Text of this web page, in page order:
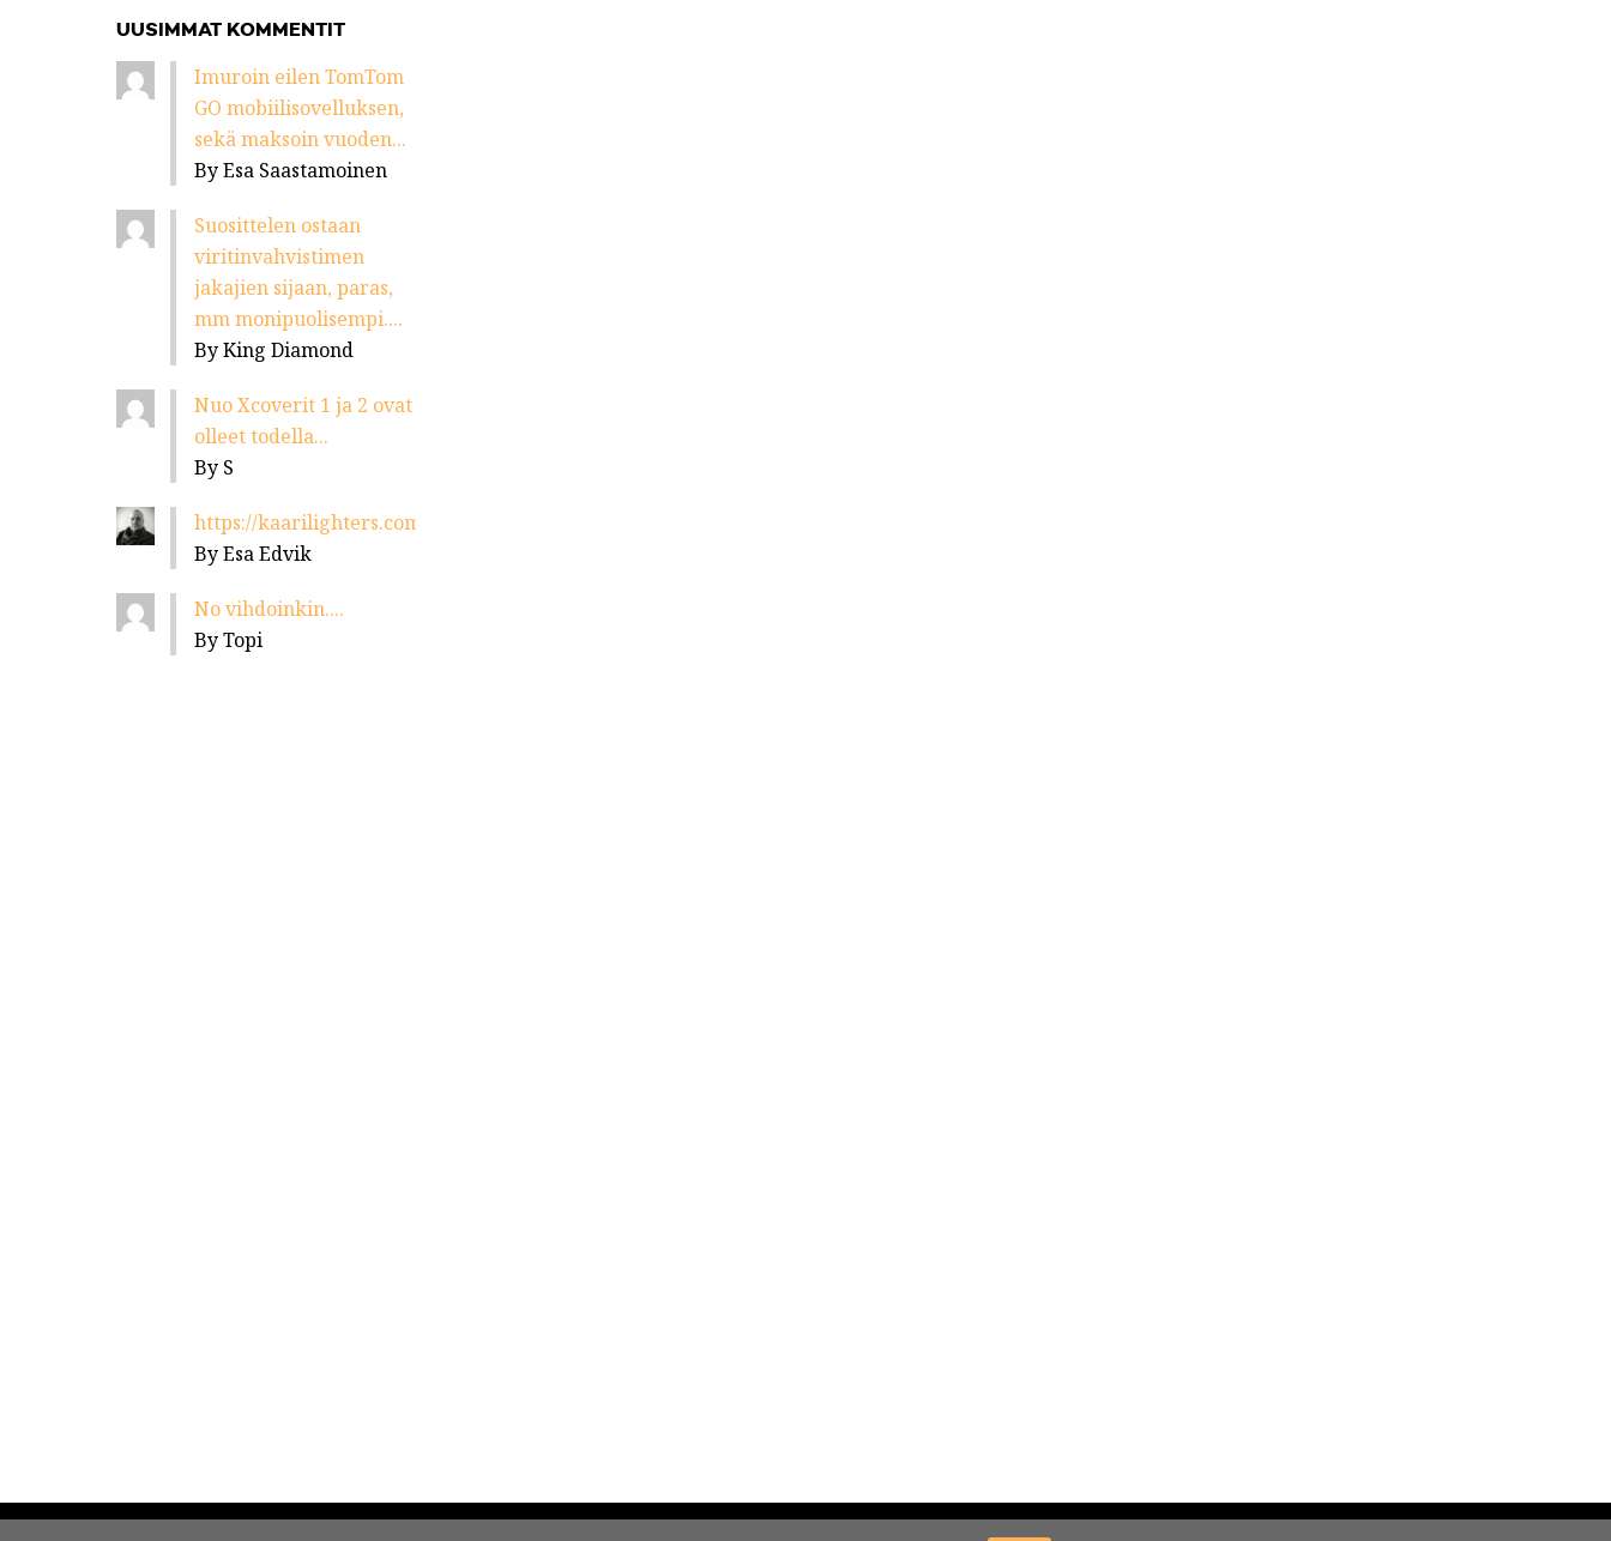
UUSIMMAT KOMMENTIT
Imuroin eilen TomTom
GO mobiilisovelluksen,
sekä maksoin vuoden...
By Esa Saastamoinen
Suosittelen ostaan
viritinvahvistimen
jakajien sijaan, paras,
mm monipuolisempi....
By King Diamond
Nuo Xcoverit 1 ja 2 ovat
olleet todella...
By S
https://kaarilighters.com/jalleenmyyjat/...
By Esa Edvik
No vihdoinkin....
By Topi